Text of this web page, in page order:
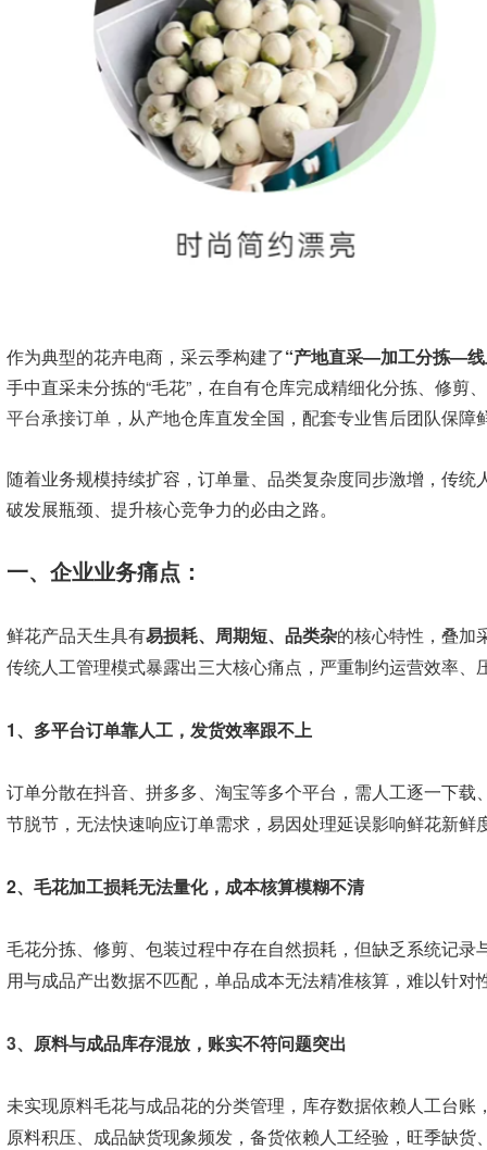
作为典型的花卉电商，采云季构建了“产地直采—加工分拣—
手中直采未分拣的“毛花”，在自有仓库完成精细化分拣、修剪
平台承接订单， 从产地仓库直发全国，配套专业售后团队保
随着业务规模持续扩容，订单量、品类复杂度同步激增，传
破发展瓶颈、提升核心竞争力的必由之路。
一、企业业务痛点：
鲜花产品天生具有易损耗、周期短、品类杂的核心特性，叠加
传统人工管理模式暴露出三大核心痛点，严重制约运营效率、
1、多平台订单靠人工，发货效率跟不上
订单分散在抖音、拼多多、淘宝等多个平台，需人工逐一下
节脱节，无法快速响应订单需求，易因处理延误影响鲜花新鲜
2、毛花加工损耗无法量化，成本核算模糊不清
毛花分拣、修剪、包装过程中存在自然损耗，但缺乏系统记
用与成品产出数据不匹配，单品成本无法精准核算，难以针对
3、 原料与成品库存混放，账实不符问题突出
未实现原料毛花与成品花的分类管理，库存数据依赖人工台
原料积压、成品缺货现象频发，备货依赖人工经验，旺季缺